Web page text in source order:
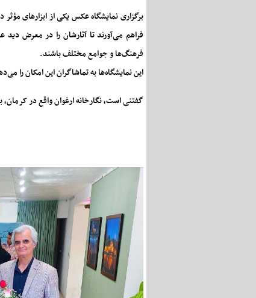
برگزاری نمایشگاه عکس یکی از ابزارهای
فراهم می‌آورند تا آثارشان را در معرض دید
فرهنگ‌ها و جوامع مختلف باشند.
این نمایشگاه‌ها به تماشاگران این امکان را
گفتنی است، نگارخانه ارغوان واقع در کرمان، بلوار